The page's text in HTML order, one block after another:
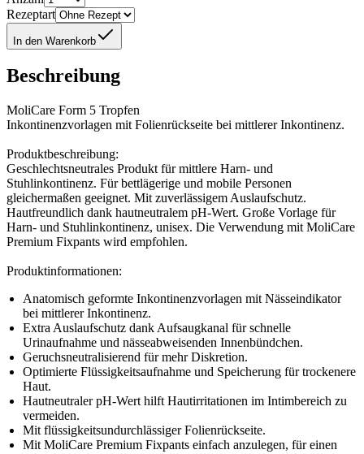
Rezeptart
In den Warenkorb
Beschreibung
MoliCare Form 5 Tropfen
Inkontinenzvorlagen mit Folienrückseite bei mittlerer Inkontinenz.
Produktbeschreibung:
Geschlechtsneutrales Produkt für mittlere Harn- und
Stuhlinkontinenz. Für bettlägerige und mobile Personen
gleichermaßen geeignet. Mit zuverlässigem Auslaufschutz.
Hautfreundlich dank hautneutralem pH-Wert. Große Vorlage für
Harn- und Stuhlinkontinenz, unisex. Die Verwendung mit MoliCare
Premium Fixpants wird empfohlen.
Produktinformationen:
Anatomisch geformte Inkontinenzvorlagen mit Nässeindikator
bei mittlerer Inkontinenz.
Extra Auslaufschutz dank Aufsaugkanal für schnelle
Urinaufnahme und nässeabweisenden Innenbündchen.
Geruchsneutralisierend für mehr Diskretion.
Optimierte Flüssigkeitsaufnahme und Speicherung für trockenere
Haut.
Hautneutraler pH-Wert hilft Hautirritationen im Intimbereich zu
vermeiden.
Mit flüssigkeitsundurchlässiger Folienrückseite.
Mit MoliCare Premium Fixpants einfach anzulegen, für einen